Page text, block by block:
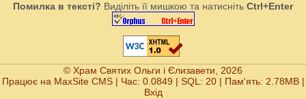
Помилка в тексті? Виділіть її мишкою та натисніть Ctrl+Enter
© Храм Святих Ольги і Єлизавети, 2026
Працює на MaxSite CMS| Час: 0.0849 | SQL: 20 | Пам'ять: 2.78MB|
Вхід